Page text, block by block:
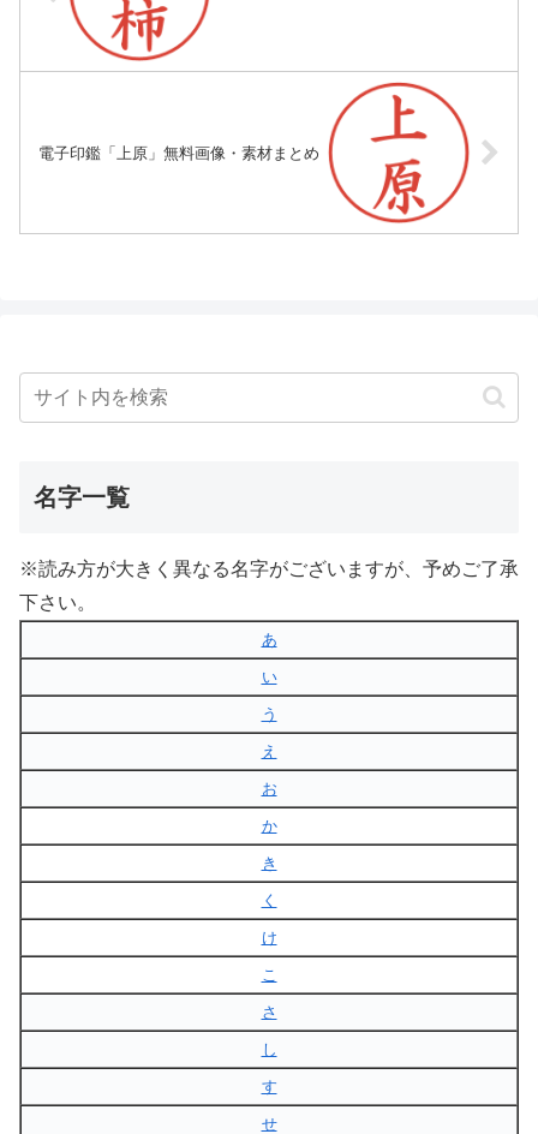
電子印鑑「上原」無料画像・素材まとめ
名字一覧
※読み方が大きく異なる名字がございますが、予めご了承
下さい。
あ
い
う
え
お
か
き
く
け
こ
さ
し
す
せ